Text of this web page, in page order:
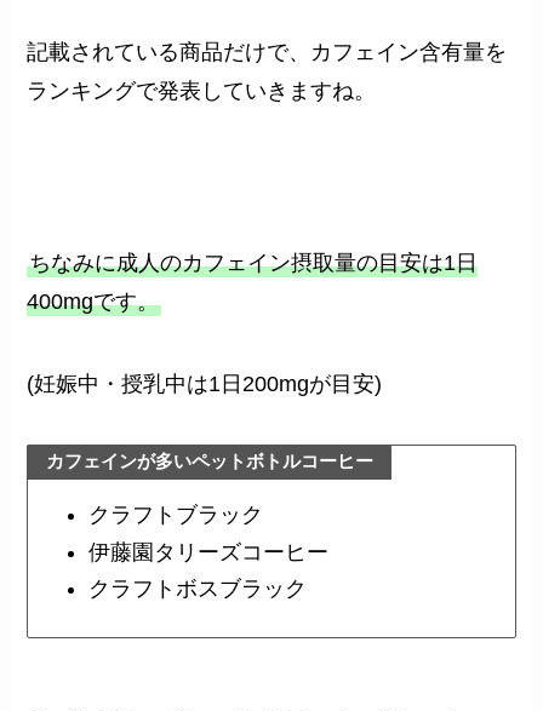
記載されている商品だけで、カフェイン含有量を
ランキングで発表していきますね。
ちなみに成人のカフェイン摂取量の目安は1日
400mgです。
(妊娠中・授乳中は1日200mgが目安)
カフェインが多いペットボトルコーヒー
クラフトブラック
伊藤園タリーズコーヒー
クラフトボスブラック